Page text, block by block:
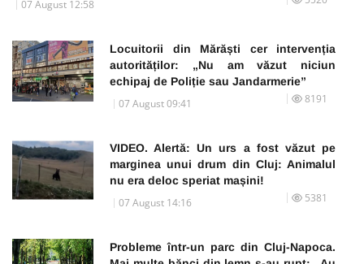
07 August 12:58
Locuitorii din Mărăști cer intervenția
autorităților: „Nu am văzut niciun
echipaj de Poliție sau Jandarmerie”
07 August 09:41 8191
VIDEO. Alertă: Un urs a fost văzut pe
marginea unui drum din Cluj: Animalul
nu era deloc speriat mașini!
07 August 14:16 5381
Probleme într-un parc din Cluj-Napoca.